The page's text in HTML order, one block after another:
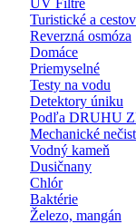
UV Filtre
Turistické a
Reverzná osmóza
Domáce
Priemyselné
Testy na vodu
Detektory úniku
Podľa DRUHU
Mechanické
Vodný kameň
Dusičnany
Chlór
Baktérie
Železo, mangán